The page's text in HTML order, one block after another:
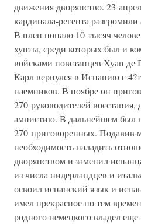
движения дворянство. 23
кардинала-регента
В плен попало 10 тысяч
хунты, среди которых был и
войсками повстанцев Хуан
Карл вернулся в Испанию с
наемников. В ноябре он
270 руководителей восстания,
амнистию. В дальнейшем был
270 приговоренных. Подавив
необходимость наладить
дворянством и заменил
из числа нидерландцев и
освоил испанский язык и
имел прекрасное по тем
родного немецкого владел